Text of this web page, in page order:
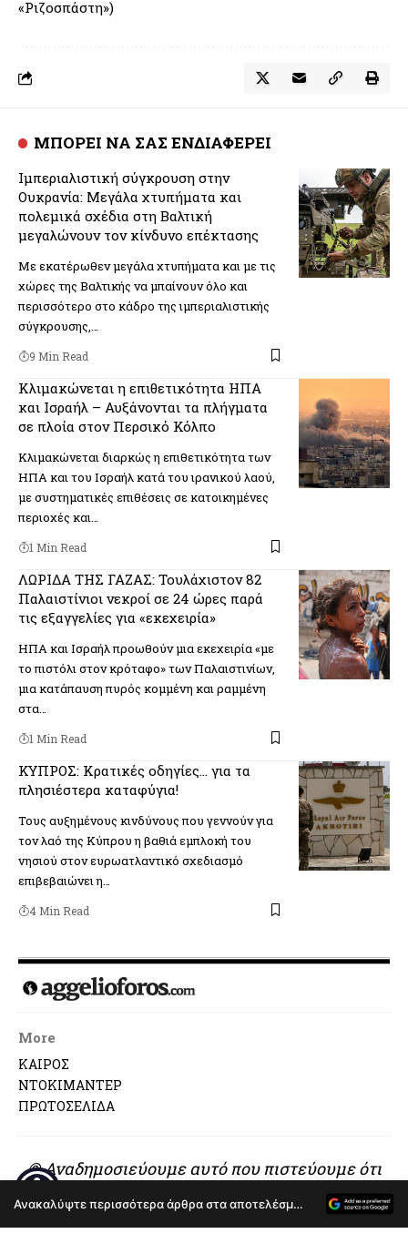
«Ριζοσπάστη»)
ΜΠΟΡΕΙ ΝΑ ΣΑΣ ΕΝΔΙΑΦΕΡΕΙ
Ιμπεριαλιστική σύγκρουση στην
Ουκρανία: Μεγάλα χτυπήματα και
πολεμικά σχέδια στη Βαλτική
μεγαλώνουν τον κίνδυνο επέκτασης
Με εκατέρωθεν μεγάλα χτυπήματα και με τις
χώρες της Βαλτικής να μπαίνουν όλο και
περισσότερο στο κάδρο της ιμπεριαλιστικής
σύγκρουσης,…
9 Min Read
Κλιμακώνεται η επιθετικότητα ΗΠΑ
και Ισραήλ – Αυξάνονται τα πλήγματα
σε πλοία στον Περσικό Κόλπο
Κλιμακώνεται διαρκώς η επιθετικότητα των
ΗΠΑ και του Ισραήλ κατά του ιρανικού λαού,
με συστηματικές επιθέσεις σε κατοικημένες
περιοχές και…
1 Min Read
ΛΩΡΙΔΑ ΤΗΣ ΓΑΖΑΣ: Τουλάχιστον 82
Παλαιστίνιοι νεκροί σε 24 ώρες παρά
τις εξαγγελίες για «εκεχειρία»
ΗΠΑ και Ισραήλ προωθούν μια εκεχειρία «με
το πιστόλι στον κρόταφο» των Παλαιστινίων,
μια κατάπαυση πυρός κομμένη και ραμμένη
στα…
1 Min Read
ΚΥΠΡΟΣ: Κρατικές οδηγίες… για τα
πλησιέστερα καταφύγια!
Τους αυξημένους κινδύνους που γεννούν για
τον λαό της Κύπρου η βαθιά εμπλοκή του
νησιού στον ευρωατλαντικό σχεδιασμό
επιβεβαιώνει η…
4 Min Read
More
ΚΑΙΡΟΣ
ΝΤΟΚΙΜΑΝΤΕΡ
ΠΡΩΤΟΣΕΛΙΔΑ
© Αναδημοσιεύουμε αυτό που πιστεύουμε ότι
αξίζει να διαβαστεί..
Ανακαλύψτε περισσότερα άρθρα στα αποτελέσματα αναζήτησης